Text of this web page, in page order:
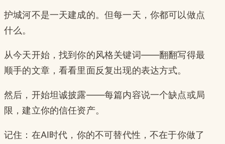
护城河不是一天建成的。但每一天，你都可以做点
什么。
从今天开始，找到你的风格关键词——翻翻写得最
顺手的文章，看看里面反复出现的表达方式。
然后，开始坦诚披露——每篇内容说一个缺点或局
限，建立你的信任资产。
记住：在AI时代，你的不可替代性，不在于你做了